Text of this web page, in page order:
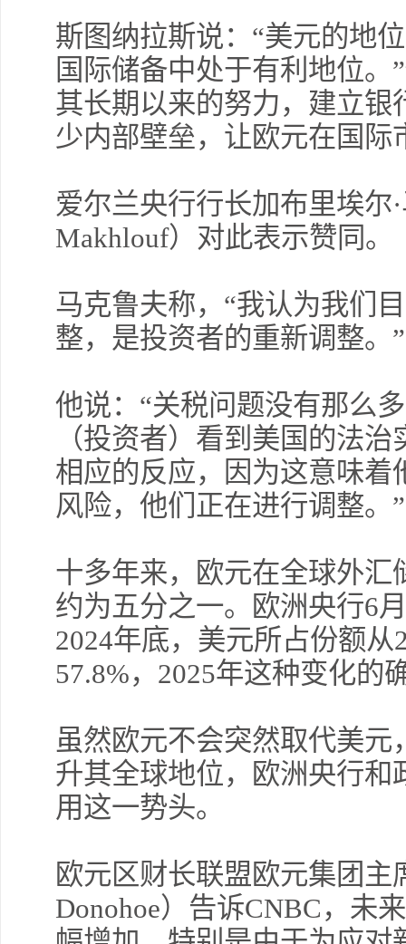
斯图纳拉斯说：“美元的地
国际储备中处于有利地位
其长期以来的努力，建立
少内部壁垒，让欧元在国际
爱尔兰央行行长加布里埃尔
Makhlouf）对此表示赞同。
马克鲁夫称，“我认为我们
整，是投资者的重新调整。”
他说：“关税问题没有那么
（投资者）看到美国的法
相应的反应，因为这意味
风险，他们正在进行调整。”
十多年来，欧元在全球外
约为五分之一。欧洲央行6
2024年底，美元所占份额从
57.8%，2025年这种变化的
虽然欧元不会突然取代美
升其全球地位，欧洲央行
用这一势头。
欧元区财长联盟欧元集团主
Donohoe）告诉CNBC，未